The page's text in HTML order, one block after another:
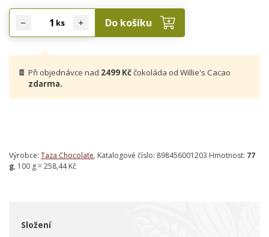
ks Do košíku
🍫 Při objednávce nad 2499 Kččokoláda od Willie's Cacao
zdarma.
Výrobce: Taza Chocolate, Katalogové číslo: 898456001203 Hmotnost: 77
g, 100 g = 258,44 Kč
Složení